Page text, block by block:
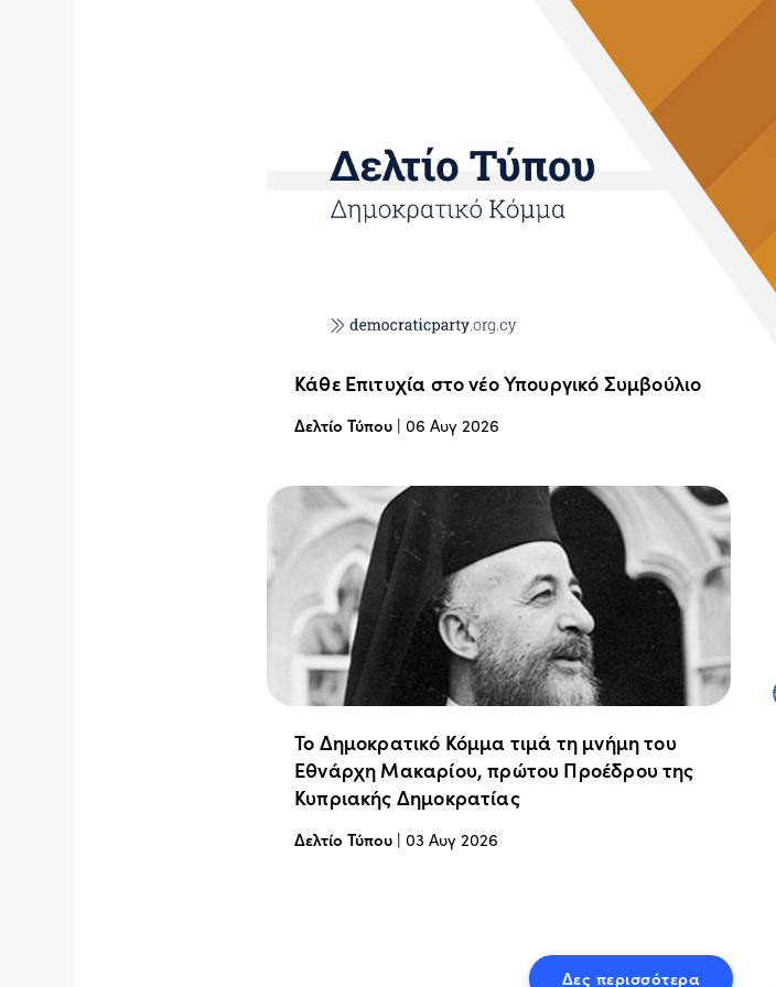
Κάθε Επιτυχία στο νέο Υπουργικό Συμβούλιο
Δελτίο Τύπου | 06 Αυγ 2026
Το Δημοκρατικό Κόμμα τιμά τη μνήμη του
Εθνάρχη Μακαρίου, πρώτου Προέδρου της
Κυπριακής Δημοκρατίας
Δελτίο Τύπου | 03 Αυγ 2026
Δες περισσότερα